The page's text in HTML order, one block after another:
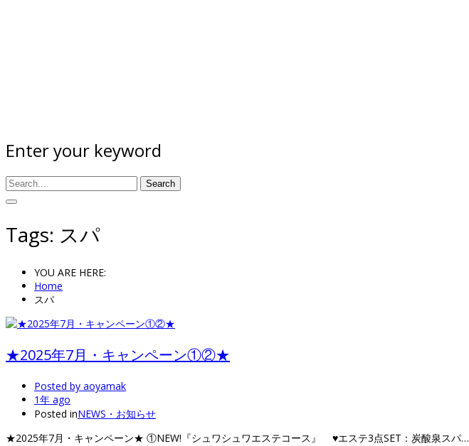
Enter your keyword
Search
Tags: スパ
YOU ARE HERE:
Home
スパ
★2025年7月・キャンペーン①②★
Posted by aoyamak
1年 ago
Posted inNEWS・お知らせ
★2025年7月・キャンペーン★ ①NEW!『シュワシュワエステコース』 ♥エステ3点SET：炭酸泉スパ…